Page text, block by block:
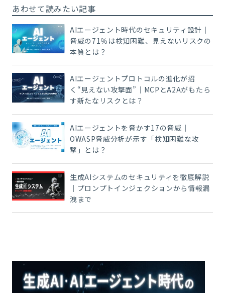
あわせて読みたい記事
AIエージェント時代のセキュリティ設計｜
脅威の71％は検知困難、見えないリスクの
本質とは？
AIエージェントプロトコルの進化が招
く“見えない攻撃面”｜MCPとA2Aがもたら
す新たなリスクとは？
AIエージェントを脅かす17の脅威｜
OWASP脅威分析が示す「検知困難な攻
撃」とは？
生成AIシステムのセキュリティを徹底解説
｜プロンプトインジェクションから情報漏
洩まで